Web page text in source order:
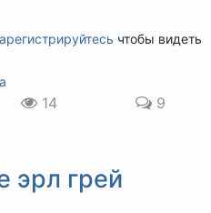
чтобы видеть
14 9
эрл грей